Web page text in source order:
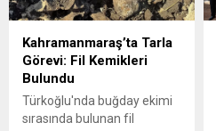
mahallelerinin içmesuyu
kavuşacak.
Kahramanmaraş
Büyükşehir Belediyesi, şehir
genelinde modern, güvenli
ve uzun ömürlü altyapı
Kahramanmaraş’ta Tarla
Görevi: Fil Kemikleri
Bulundu
Türkoğlu'nda buğday ekimi
sırasında bulunan fil